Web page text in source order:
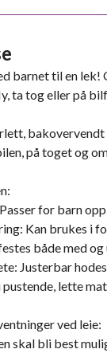
barnet til en
ta tog eller på
på toget og
for barn
Kan brukes i
både med
Justerbar
lette
ved leie:
skal bli best